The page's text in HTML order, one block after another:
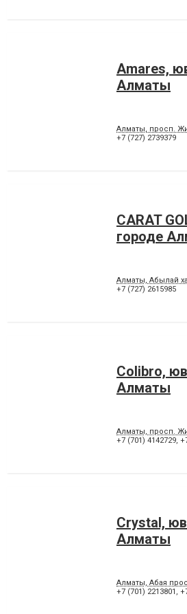
Amares,
Алматы
Алматы, просп.
+7 (727) 2739379
CARAT
городе
Алматы, Абылай
+7 (727) 2615985
Colibro,
Алматы
Алматы, просп.
+7 (701) 4142729,
Crystal,
Алматы
Алматы, Абая
+7 (701) 2213801 ,